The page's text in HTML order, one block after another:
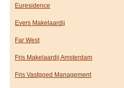
Euresidence
Evers Makelaardij
Far West
Fris Makelaardij Amsterdam
Fris Vastgoed Management